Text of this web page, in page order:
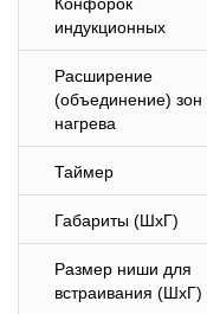
индукционных
Расширение
(объединение) зон
нагрева
Таймер
Габариты (ШхГ)
Размер ниши для
встраивания (ШхГ)